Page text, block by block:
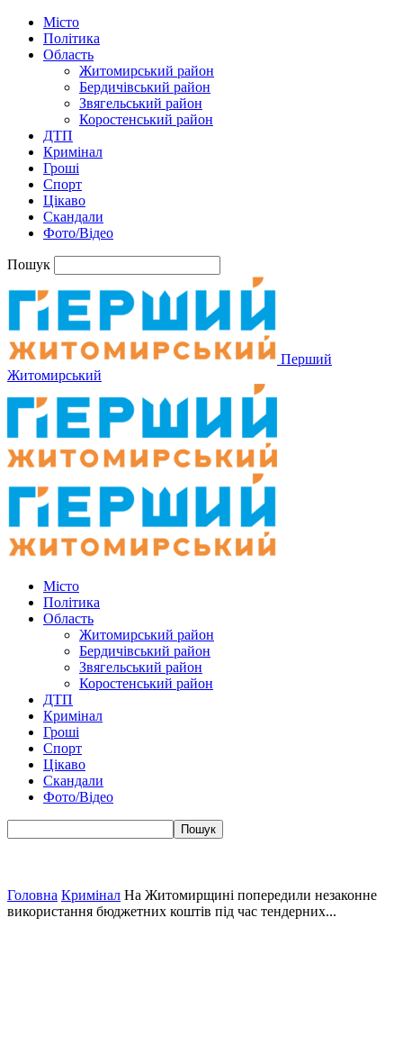
Місто
Політика
Область
Житомирський район
Бердичівський район
Звягельський район
Коростенський район
ДТП
Кримінал
Гроші
Спорт
Цікаво
Скандали
Фото/Відео
Пошук
Перший
Житомирський
Місто
Політика
Область
Житомирський район
Бердичівський район
Звягельський район
Коростенський район
ДТП
Кримінал
Гроші
Спорт
Цікаво
Скандали
Фото/Відео
Головна Кримінал На Житомирщині попередили незаконне
використання бюджетних коштів під час тендерних...